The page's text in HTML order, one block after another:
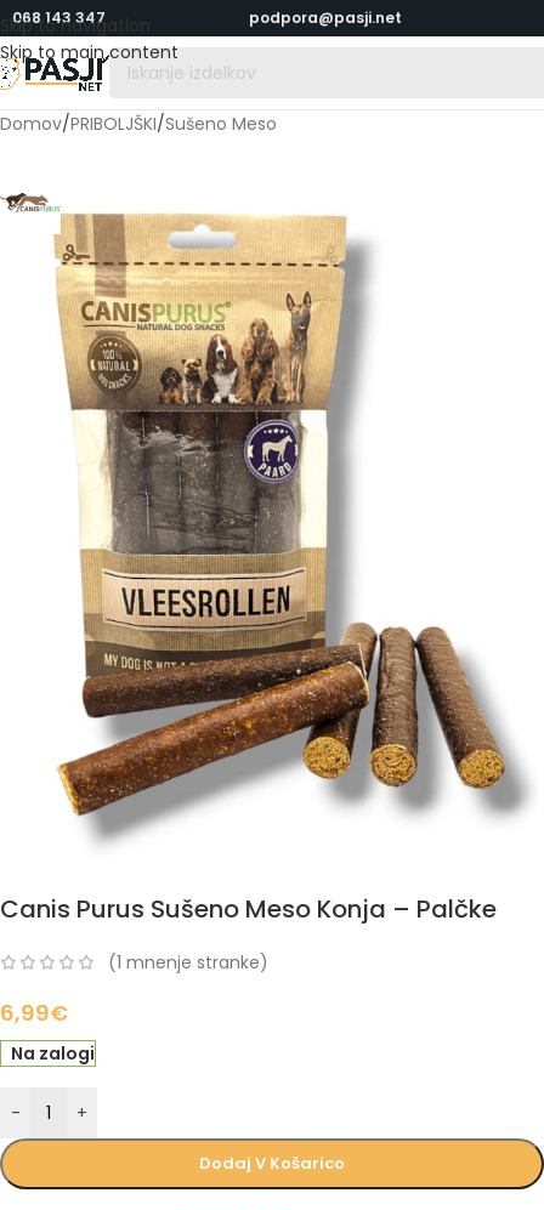
Skip to navigation
Skip to main content
068 143 347 podpora@pasji.net
Domov/PRIBOLJŠKI/Sušeno Meso
Canis Purus Sušeno Meso Konja – Palčke
(1 mnenje stranke)
6,99€
Na zalogi
- +
Dodaj V Košarico